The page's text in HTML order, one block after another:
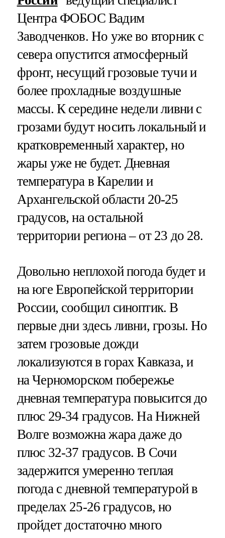
Центра ФОБОС Вадим
Заводченков. Но уже во вторник с
севера опустится атмосферный
фронт, несущий грозовые тучи и
более прохладные воздушные
массы. К середине недели ливни с
грозами будут носить локальный и
кратковременный характер, но
жары уже не будет. Дневная
температура в Карелии и
Архангельской области 20-25
градусов, на остальной
территории региона – от 23 до 28.
Довольно неплохой погода будет и
на юге Европейской территории
России, сообщил синоптик. В
первые дни здесь ливни, грозы. Но
затем грозовые дожди
локализуются в горах Кавказа, и
на Черноморском побережье
дневная температура повысится до
плюс 29-34 градусов. На Нижней
Волге возможна жара даже до
плюс 32-37 градусов. В Сочи
задержится умеренно теплая
погода с дневной температурой в
пределах 25-26 градусов, но
пройдет достаточно много